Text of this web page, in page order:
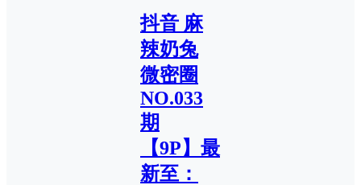
抖音 麻
辣奶兔
微密圈
NO.033
期
【9P】最
新至：